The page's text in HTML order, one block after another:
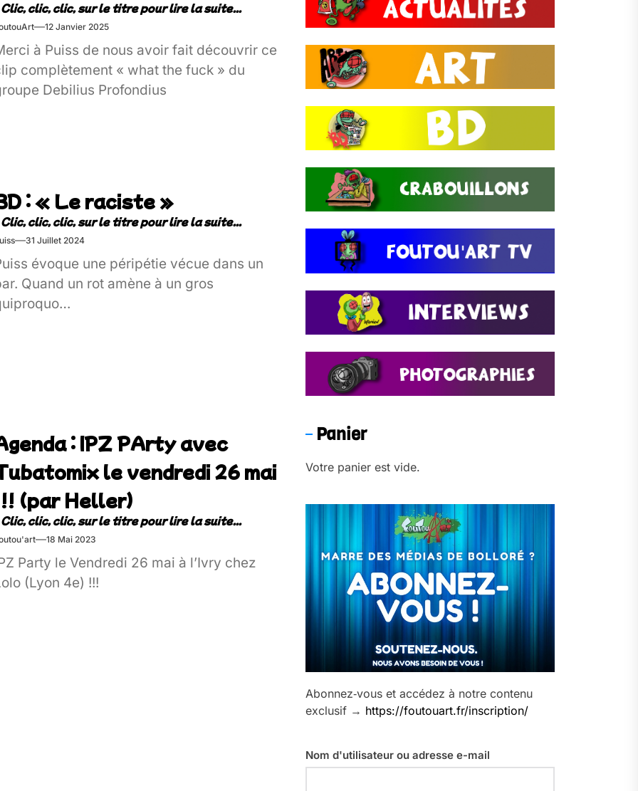
12 Janvier 2025
à Puiss de nous avoir fait découvrir ce
complètement « what the fuck » du
Debilius Profondius
: « Le raciste »
31 Juillet 2024
évoque une péripétie vécue dans un
Quand un rot amène à un gros
: IPZ PArty avec
le vendredi 26 mai
(par Heller)
18 Mai 2023
Party le Vendredi 26 mai à l’Ivry chez
(Lyon 4e) !!!
Panier
Votre panier est vide.
Abonnez‑vous et accédez à notre contenu
exclusif → https://foutouart.fr/inscription/
Nom d'utilisateur ou adresse e-mail